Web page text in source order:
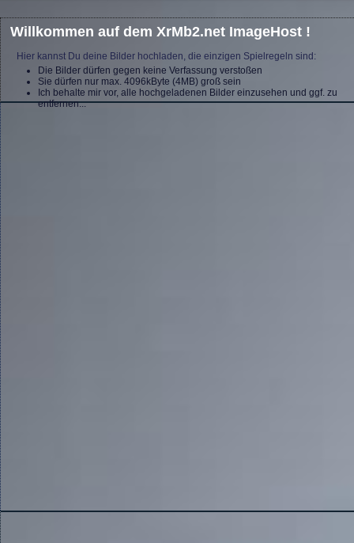
Willkommen auf dem XrMb2.net ImageHost !
Hier kannst Du deine Bilder hochladen, die einzigen Spielregeln sind:
Die Bilder dürfen gegen keine Verfassung verstoßen
Sie dürfen nur max. 4096kByte (4MB) groß sein
Ich behalte mir vor, alle hochgeladenen Bilder einzusehen und ggf. zu
entfernen...